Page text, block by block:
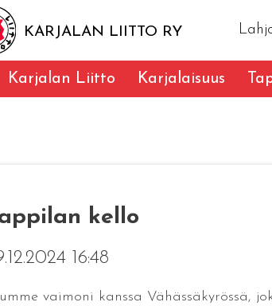
KARJALAN LIITTO RY
Karjalan Liitto Karjalaisuus
kello
16:48
vaimoni kanssa Vähässäkyrössä,